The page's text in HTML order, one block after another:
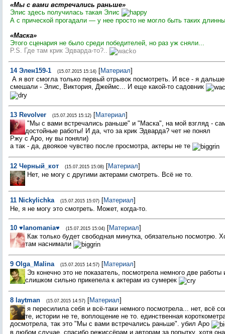
«Мы с вами встречались раньше»
Элис здесь получилась такая Элис
А с прической прогадали — у нее просто не могло быть таких
«Маска»
Этого сценария не было среди победителей, но раз уж сняли...
P.S. Где там крик Эдварда-то?..
14 Элен159-1 (15.07.2015 15:14) [Материал]
А я вот смогла только первый отрывок посмотреть. И все - я
смешали - Элис, Виктория, Джеймс... И еще какой-то садовник
13 Revolver (15.07.2015 15:12) [Материал]
"Мы с вами встречались раньше" и "Маска", на мой взгляд -
достойные работы! И да, что за крик Эдварда? чет не понял
Ржу с Аро, ну вы поняли)
а так - да, двоякое чувство после просмотра, актеры не те
12 Черный_кот (15.07.2015 15:08) [Материал]
Нет, не могу с другими актерами смотреть. Всё не то.
11 Nickylichka (15.07.2015 15:07) [Материал]
Не, я не могу это смотреть. Может, когда-то.
10 ♥Ianomania♥ (15.07.2015 15:04) [Материал]
Как только будет свободная минутка, обязательно посмотрю.
там наснимали
9 Olga_Malina (15.07.2015 14:57) [Материал]
Эз конечно это не показатель, посмотрела немного две
слишком сильно прикепела к актерам из сумерек
8 laytman (15.07.2015 14:57) [Материал]
я пересилила себя и всё-таки немного посмотрела... нет, всё
те, истории не те, воплощение не то. единственная
досмотрела, так это "Мы с вами встречались раньше". убил Аро
в любом случае, спасибо режиссёрам и авторам за попытку, хотя